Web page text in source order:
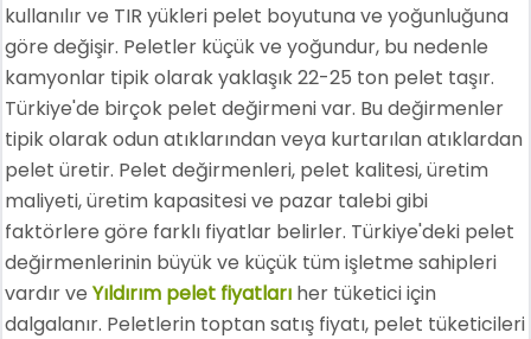
kullanılır ve TIR yükleri pelet boyutuna ve yoğunluğuna
göre değişir. Peletler küçük ve yoğundur, bu nedenle
kamyonlar tipik olarak yaklaşık 22-25 ton pelet taşır.
Türkiye'de birçok pelet değirmeni var. Bu değirmenler
tipik olarak odun atıklarından veya kurtarılan atıklardan
pelet üretir. Pelet değirmenleri, pelet kalitesi, üretim
maliyeti, üretim kapasitesi ve pazar talebi gibi
faktörlere göre farklı fiyatlar belirler. Türkiye'deki pelet
değirmenlerinin büyük ve küçük tüm işletme sahipleri
vardır veYıldırım pelet fiyatları her tüketici için
dalgalanır. Peletlerin toptan satış fiyatı, pelet tüketicileri